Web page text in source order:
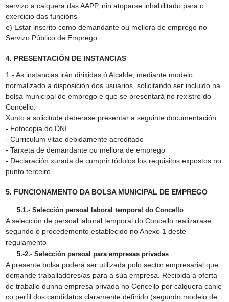
servizo a calquera das AAPP, nin atoparse inhabilitado para o
exercicio das funcións
e) Estar inscrito como demandante ou mellora de emprego no
Servizo Público de Emprego
4. PRESENTACIÓN DE INSTANCIAS
1.‑ As instancias irán dirixidas ó Alcalde, mediante modelo
normalizado a disposición dos usuarios, solicitando ser incluido na
bolsa municipal de emprego e que se presentará no rexistro do
Concello.
Xunto a solicitude deberase presentar a seguinte documentación:
‑ Fotocopia do DNI
‑ Curriculum vitae debidamente acreditado
‑ Tarxeta de demandante ou mellora de emprego
‑ Declaración xurada de cumprir tódolos los requisitos expostos no
punto terceiro.
5. FUNCIONAMENTO DA BOLSA MUNICIPAL DE EMPREGO
5.1.‑ Selección persoal laboral temporal do Concello
A selección de persoal laboral temporal do Concello realizarase
segundo o procedemento establecido no Anexo 1 deste
regulamento
5.‑2.‑ Selección persoal para empresas privadas
A presente bolsa poderá ser utilizada polo sector empresarial que
demande traballadores/as para a súa empresa. Recibida a oferta
de traballo dunha empresa privada no Concello por calquera canle
co perfil dos candidatos claramente definido (segundo modelo de